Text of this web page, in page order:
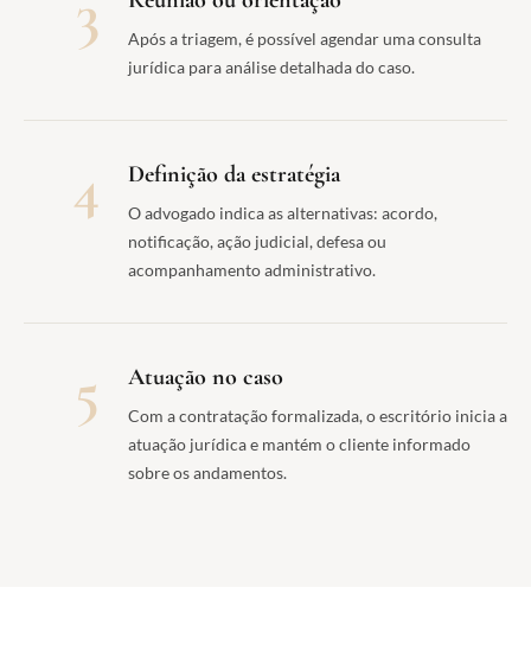
Após a triagem, é possível agendar uma consulta
jurídica para análise detalhada do caso.
4 Definição da estratégia
O advogado indica as alternativas: acordo,
notificação, ação judicial, defesa ou
acompanhamento administrativo.
5 Atuação no caso
Com a contratação formalizada, o escritório inicia a
atuação jurídica e mantém o cliente informado
sobre os andamentos.